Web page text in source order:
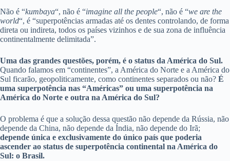
Não é “kumbaya“, não é “imagine all the people“, não é “we are the
world“, é “superpotências armadas até os dentes controlando, de forma
direta ou indireta, todos os países vizinhos e de sua zona de influência
continentalmente delimitada”.
Uma das grandes questões, porém, é o status da América do Sul.
Quando falamos em “continentes”, a América do Norte e a América do
Sul ficarão, geopoliticamente, como continentes separados ou não? É
uma superpotência nas “Américas” ou uma superpotência na
América do Norte e outra na América do Sul?
O problema é que a solução dessa questão não depende da Rússia, não
depende da China, não depende da Índia, não depende do Irã;
depende única e exclusivamente do único país que poderia
ascender ao status de superpotência continental na América do
Sul: o Brasil.